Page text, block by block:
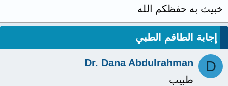
خبيث به حفظكم الله
إجابة الطاقم الطبي
D
Dr. Dana Abdulrahman
طبيب